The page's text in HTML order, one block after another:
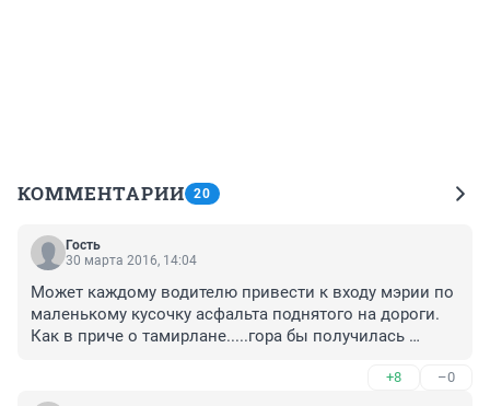
КОММЕНТАРИИ 20
Гость
30 марта 2016, 14:04
Может каждому водителю привести к входу мэрии по
маленькому кусочку асфальта поднятого на дороги.
Как в приче о тамирлане.....гора бы получилась
+8 –0